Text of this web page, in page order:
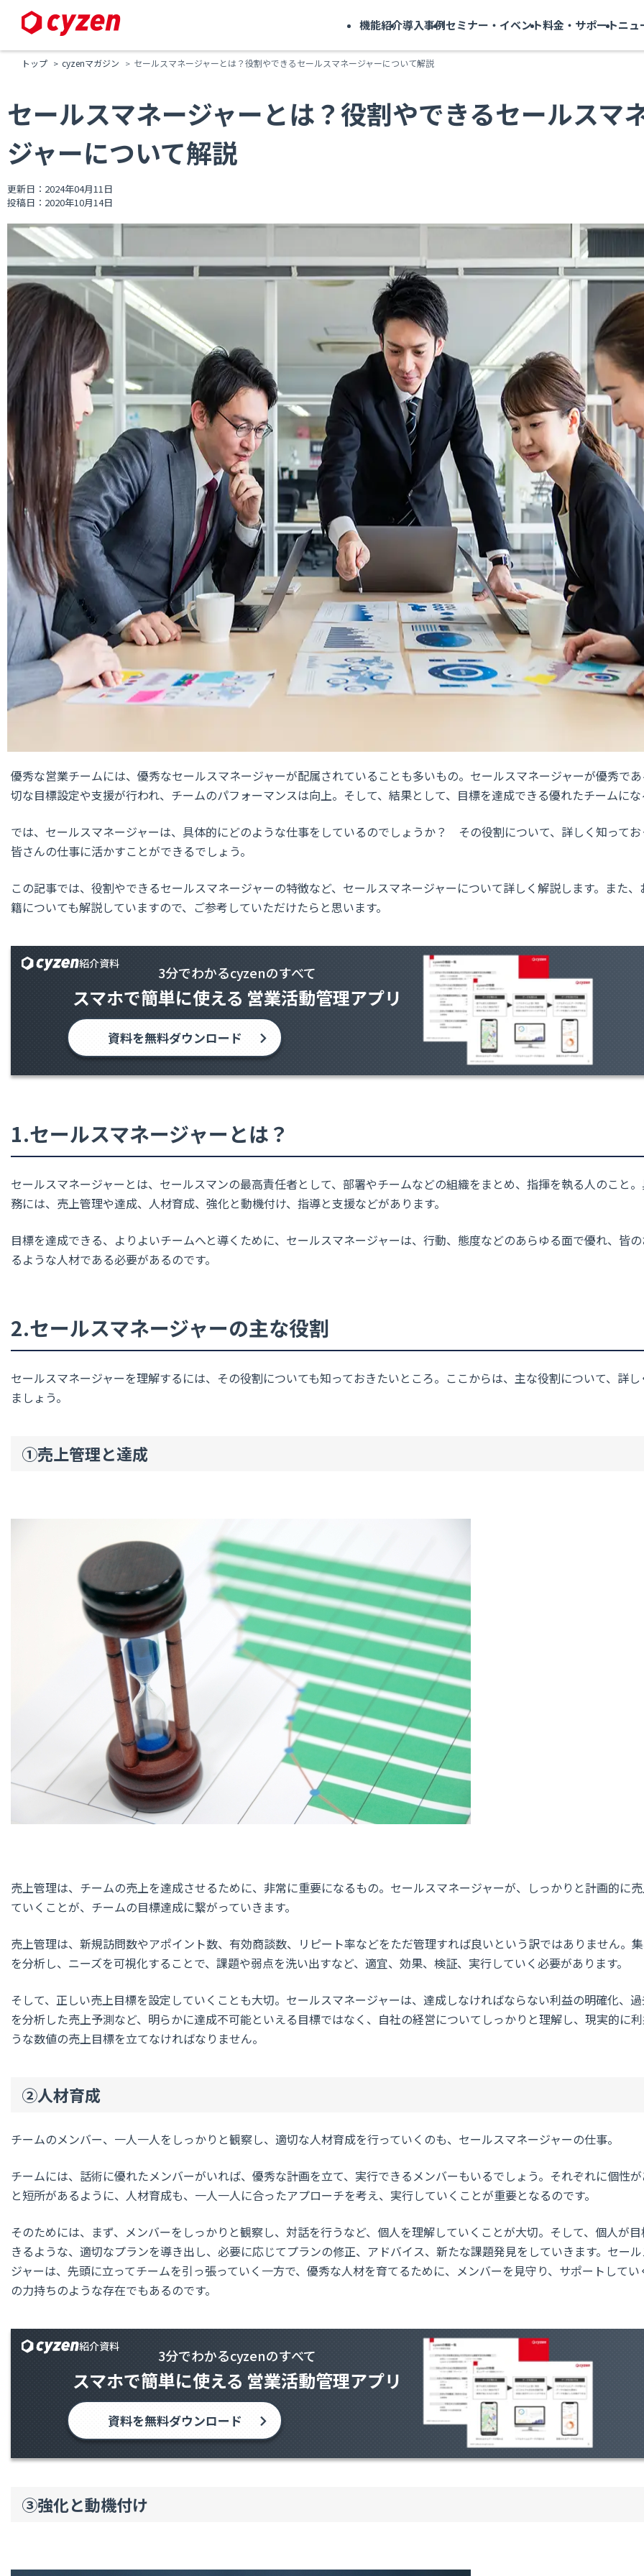
機能紹介導入事例セミナー・イベント料金・サポートニュ
トップ cyzenマガジン セールスマネージャーとは？役割やできるセールスマネージャーについて解説
セールスマネージャーとは？役割やできるセールスマ
ジャーについて解説
更新日：2024年04月11日
投稿日：2020年10月14日
優秀な営業チームには、優秀なセールスマネージャーが配属されていることも多いもの。セールスマネージャーが優秀で
切な目標設定や支援が行われ、チームのパフォーマンスは向上。そして、結果として、目標を達成できる優れたチームにな
では、セールスマネージャーは、具体的にどのような仕事をしているのでしょうか？ その役割について、詳しく知ってお
皆さんの仕事に活かすことができるでしょう。
この記事では、役割やできるセールスマネージャーの特徴など、セールスマネージャーについて詳しく解説します。また、
籍についても解説していますので、ご参考していただけたらと思います。
紹介資料 3分でわかるcyzenのすべて
スマホで簡単に使える 営業活動管理アプリ
資料を無料ダウンロード
1.セールスマネージャーとは？
セールスマネージャーとは、セールスマンの最高責任者として、部署やチームなどの組織をまとめ、指揮を執る人のこと
務には、 売上管理や達成、人材育成、強化と動機付け、指導と支援などがあります。
目標を達成できる、よりよいチームへと導くために、セールスマネージャーは、行動、態度などのあらゆる面で優れ、皆
るような人材である必要があるのです。
2.セールスマネージャーの主な役割
セールスマネージャーを理解するには、その役割についても知っておきたいところ。ここからは、主な役割について、詳し
ましょう。
①売上管理と達成
売上管理は、チームの売上を達成させるために、非常に重要になるもの。セールスマネージャーが、しっかりと計画的に
ていくことが、チームの目標達成に繋がっていきます。
売上管理は、新規訪問数やアポイント数、有効商談数、リピート率などをただ管理すれば良いという訳ではありません。
を分析し、ニーズを可視化することで、課題や弱点を洗い出すなど、適宜、効果、検証、実行していく必要があります。
そして、正しい売上目標を設定していくことも大切。セールスマネージャーは、達成しなければならない利益の明確化、
を分析した売上予測など、明らかに達成不可能といえる目標ではなく、自社の経営についてしっかりと理解し、現実的に
うな数値の売上目標を立てなければなりません。
②人材育成
チームのメンバー、一人一人をしっかりと観察し、適切な人材育成を行っていくのも、セールスマネージャーの仕事。
チームには、話術に優れたメンバーがいれば、優秀な計画を立て、実行できるメンバーもいるでしょう。それぞれに個性
と短所があるように、人材育成も、一人一人に合ったアプローチを考え、実行していくことが重要となるのです。
そのためには、まず、メンバーをしっかりと観察し、対話を行うなど、個人を理解していくことが大切。そして、個人が
きるような、適切なプランを導き出し、必要に応じてプランの修正、アドバイス、新たな課題発見をしていきます。セー
ジャーは、先頭に立ってチームを引っ張っていく一方で、優秀な人材を育てるために、メンバーを見守り、サポートしてい
の力持ちのような存在でもあるのです。
紹介資料 3分でわかるcyzenのすべて
スマホで簡単に使える 営業活動管理アプリ
資料を無料ダウンロード
③強化と動機付け